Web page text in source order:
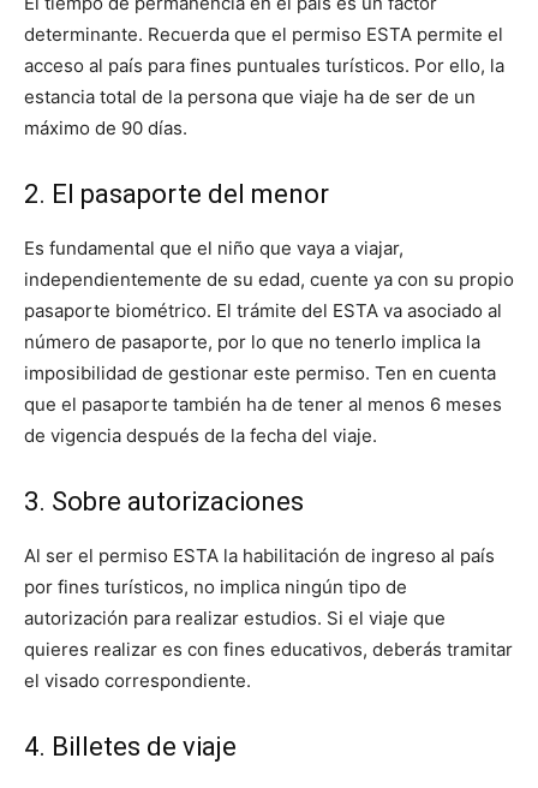
determinante. Recuerda que el permiso ESTA permite el
acceso al país para fines puntuales turísticos. Por ello, la
estancia total de la persona que viaje ha de ser de un
máximo de 90 días.
2. El pasaporte del menor
Es fundamental que el niño que vaya a viajar,
independientemente de su edad, cuente ya con su propio
pasaporte biométrico. El trámite del ESTA va asociado al
número de pasaporte, por lo que no tenerlo implica la
imposibilidad de gestionar este permiso. Ten en cuenta
que el pasaporte también ha de tener al menos 6 meses
de vigencia después de la fecha del viaje.
3. Sobre autorizaciones
Al ser el permiso ESTA la habilitación de ingreso al país
por fines turísticos, no implica ningún tipo de
autorización para realizar estudios. Si el viaje que
quieres realizar es con fines educativos, deberás tramitar
el visado correspondiente.
4. Billetes de viaje